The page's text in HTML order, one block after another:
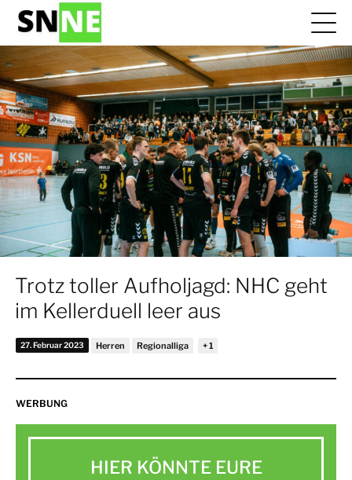
Trotz toller Aufholjagd: NHC geht
im Kellerduell leer aus
27. Februar 2023 Herren Regionalliga
WERBUNG
HIER KÖNNTE EURE